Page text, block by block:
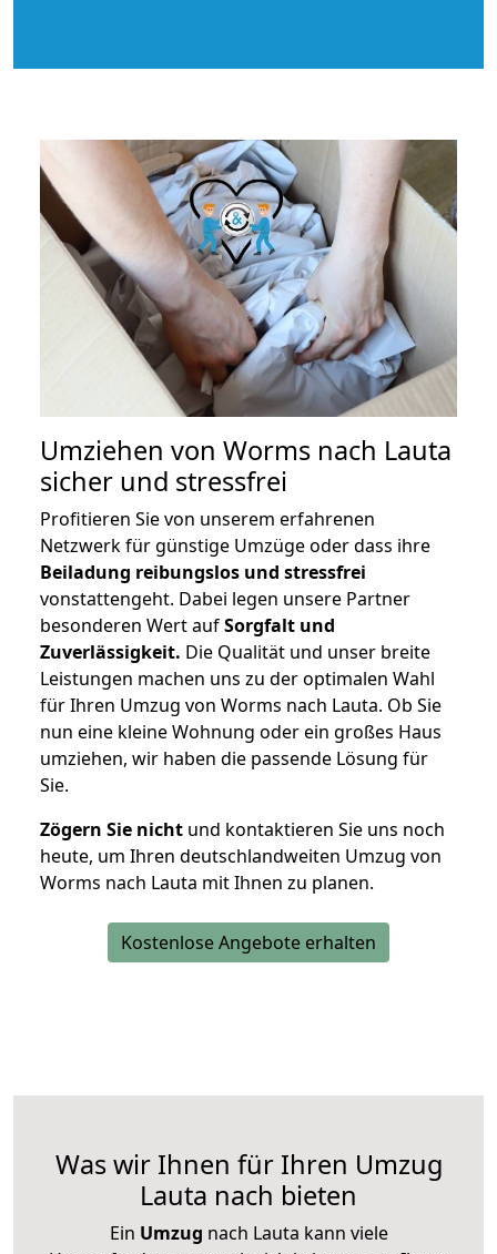
Umziehen von Worms nach Lauta
sicher und stressfrei
Profitieren Sie von unserem erfahrenen
Netzwerk für günstige Umzüge oder dass ihre
Beiladung reibungslos und stressfrei
vonstattengeht. Dabei legen unsere Partner
besonderen Wert aufSorgfalt und
Zuverlässigkeit. Die Qualität und unser breite
Leistungen machen uns zu der optimalen Wahl
für Ihren Umzug von Worms nach Lauta. Ob Sie
nun eine kleine Wohnung oder ein großes Haus
umziehen, wir haben die passende Lösung für
Sie.
Zögern Sie nicht und kontaktieren Sie uns noch
heute, um Ihren deutschlandweiten Umzug von
Worms nach Lauta mit Ihnen zu planen.
Kostenlose Angebote erhalten
Was wir Ihnen für Ihren Umzug
Lauta nach bieten
Ein Umzug nach Lauta kann viele